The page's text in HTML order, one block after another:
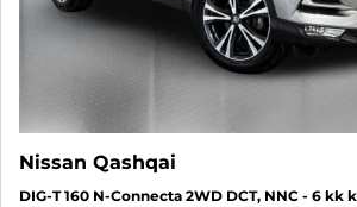
Nissan Qashqai
DIG-T 160 N-Connecta 2WD DCT, NNC - 6